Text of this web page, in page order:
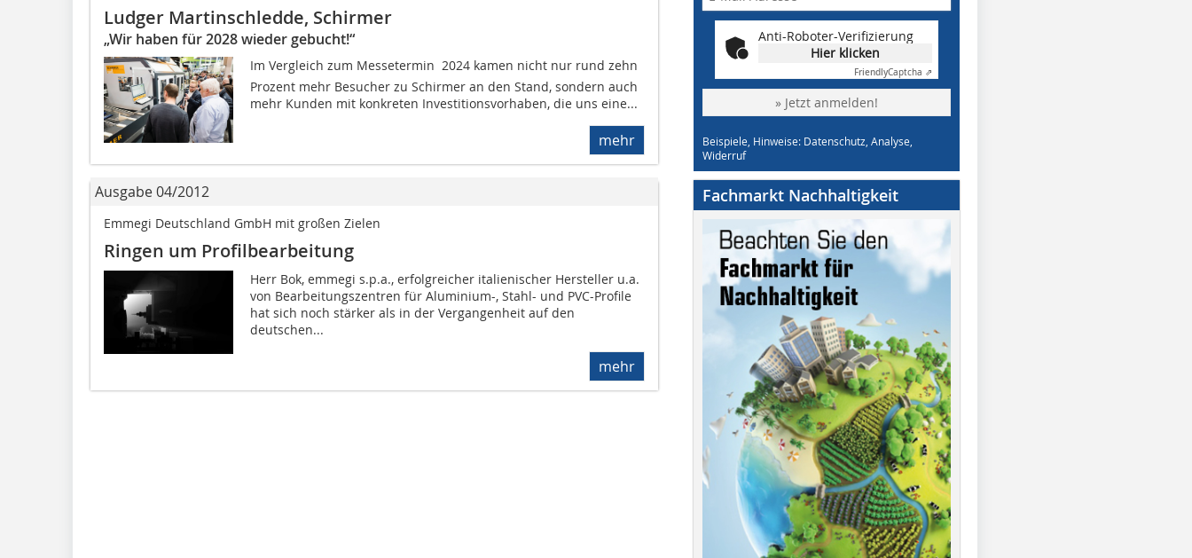
Ludger Martinschledde, Schirmer
„Wir haben für 2028 wieder gebucht!“
Im Vergleich zum Messetermin 2024 kamen nicht nur rund zehn
Prozent mehr Besucher zu Schirmer an den Stand, sondern auch
mehr Kunden mit konkreten Investitionsvorhaben, die uns eine...
mehr
Ausgabe 04/2012
Emmegi Deutschland GmbH mit großen Zielen
Ringen um Profilbearbeitung
Herr Bok, emmegi s.p.a., erfolgreicher italienischer Hersteller u.a.
von Bearbeitungszentren für Aluminium-, Stahl- und PVC-Profile
hat sich noch stärker als in der Vergangenheit auf den
deutschen...
mehr
Anti-Roboter-Verifizierung
Hier klicken
FriendlyCaptcha ⇗
» Jetzt anmelden!
Beispiele, Hinweise: Datenschutz, Analyse,
Widerruf
Fachmarkt Nachhaltigkeit